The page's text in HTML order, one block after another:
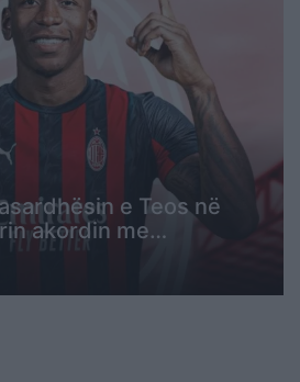
e Teos në
akordin me…